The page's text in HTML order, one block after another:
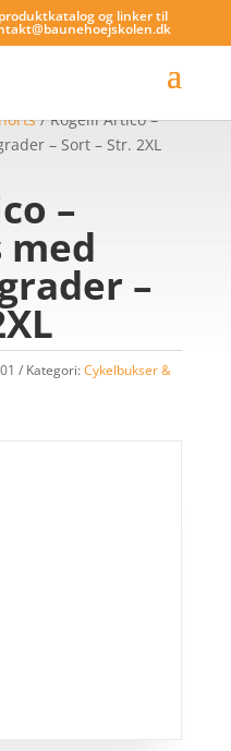
og linker til
/ Rogelli Artico –
– Sort – Str. 2XL
–
–
Kategori:Cykelbukser &